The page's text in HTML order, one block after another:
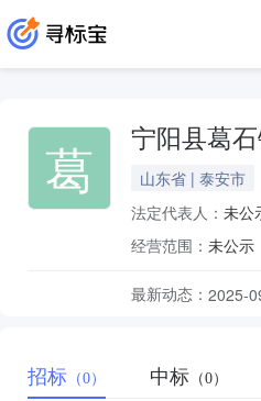
葛 宁阳县葛
山东省 | 泰安市
法定代表人： 未公
经营范围： 未公示
最新动态： 2025-
招标 （0） 中标 （0）